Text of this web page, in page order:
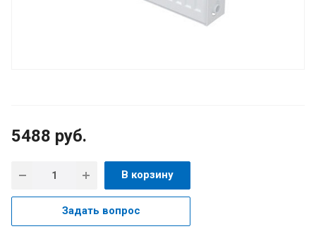
5488 руб.
В корзину
Задать вопрос